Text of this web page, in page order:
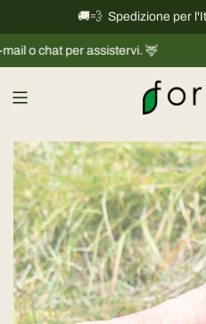
a
i
🚚💨 Spedizione per
International
assistervi. 🦌 ☀️